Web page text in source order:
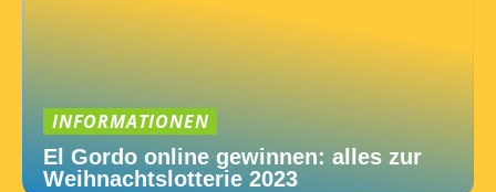
INFORMATIONEN
El Gordo online gewinnen: alles zur
Weihnachtslotterie 2023